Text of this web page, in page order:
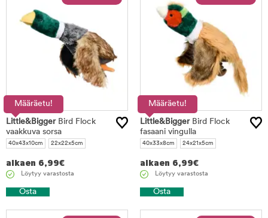
Määräetu!
Little&BiggerBird Flock
vaakkuva sorsa
40x43x10cm 22x22x5cm
alkaen 6,99€
Löytyy varastosta
Osta
Määräetu!
Little&BiggerBird Flock
fasaani vingulla
40x33x8cm 24x21x5cm
alkaen 6,99€
Löytyy varastosta
Osta